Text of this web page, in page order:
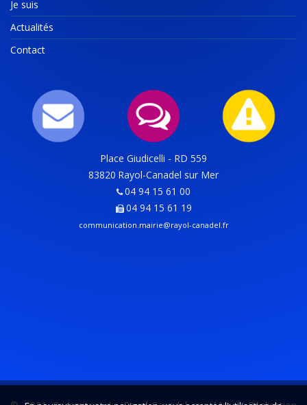
Je suis
Actualités
Contact
Place Giudicelli - RD 559
83820 Rayol-Canadel sur Mer
04 94 15 61 00
04 94 15 61 19
communication.mairie@rayol-canadel.fr